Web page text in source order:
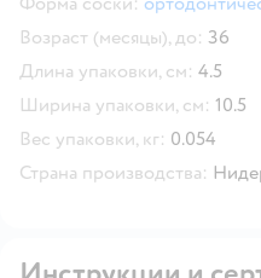
Возраст (месяцы), до: 36
Длина упаковки, см: 4.5
Ширина упаковки, см: 10.5
Вес упаковки, кг: 0.054
Страна производства: